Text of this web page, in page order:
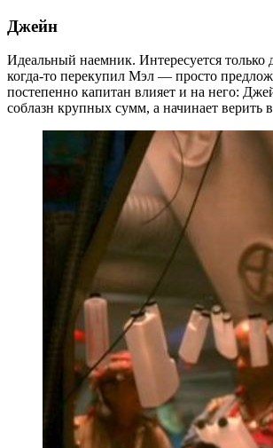
Джейн
Идеальный наемник. Интересуется только
когда-то перекупил Мэл — просто
постепенно капитан влияет и на него:
соблазн крупных сумм, а начинает верить